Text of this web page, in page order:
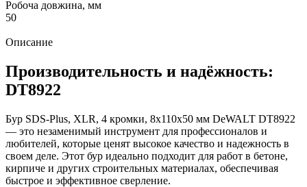
Робоча довжина, мм
50
Описание
Производительность и надёжность:
DT8922
Бур SDS-Plus, XLR, 4 кромки, 8x110x50 мм DeWALT DT8922
— это незаменимый инструмент для профессионалов и
любителей, которые ценят высокое качество и надежность в
своем деле. Этот бур идеально подходит для работ в бетоне,
кирпиче и других строительных материалах, обеспечивая
быстрое и эффективное сверление.